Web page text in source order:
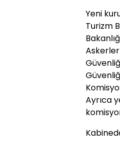
Yeni
Turizm
Askerler
Ayrıca